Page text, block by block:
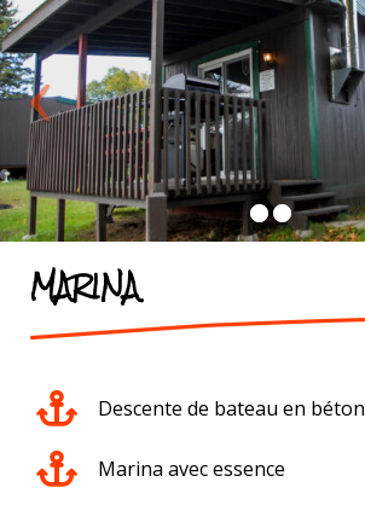
MARINA
Descente de bateau en béton
Marina avec essence